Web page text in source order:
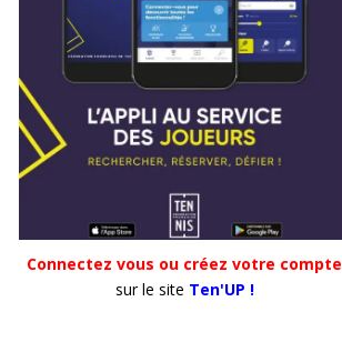
Connectez vous ou créez votre compte
sur le site Ten'UP !